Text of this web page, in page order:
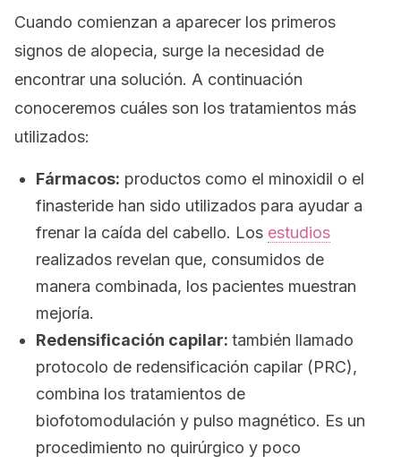
Cuando comienzan a aparecer los primeros
signos de alopecia, surge la necesidad de
encontrar una solución. A continuación
conoceremos cuáles son los tratamientos más
utilizados:
Fármacos: productos como el minoxidil o el
finasteride han sido utilizados para ayudar a
frenar la caída del cabello. Los estudios
realizados revelan que, consumidos de
manera combinada, los pacientes muestran
mejoría.
Redensificación capilar: también llamado
protocolo de redensificación capilar (PRC),
combina los tratamientos de
biofotomodulación y pulso magnético. Es un
procedimiento no quirúrgico y poco